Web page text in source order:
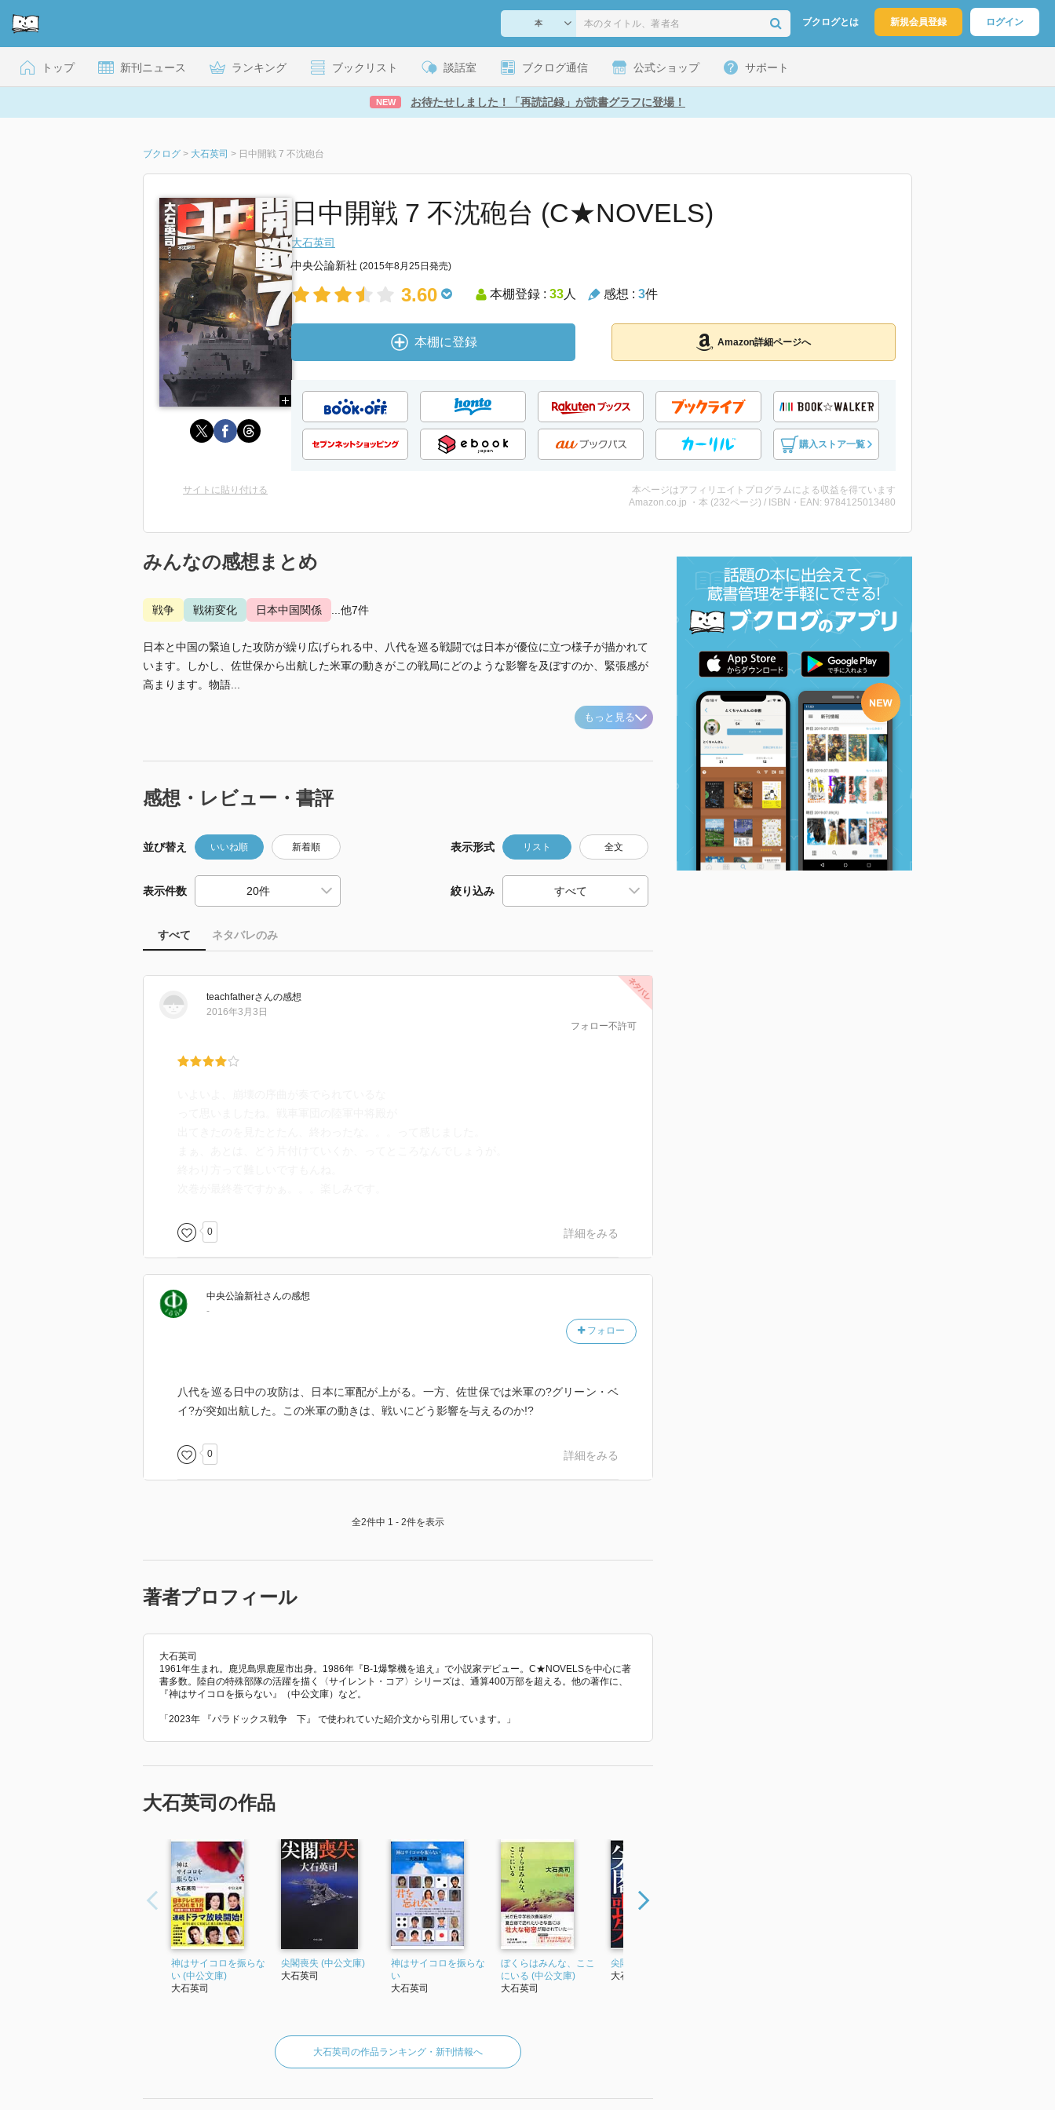
ブクログとは 新規会員登録 ログイン
トップ 新刊ニュース ランキング ブックリスト 談話室 ブクログ通信 公式ショップ サポート
NEW お待たせしました！「再読記録」が読書グラフに登場！
ブクログ > 大石英司 > 日中開戦 7 不沈砲台
日中開戦 7 不沈砲台 (C★NOVELS)
大石英司
中央公論新社 (2015年8月25日発売)
3.60 本棚登録 : 33人 感想 : 3件
本棚に登録 Amazon詳細ページへ
購入ストア一覧
サイトに貼り付ける
本ページはアフィリエイトプログラムによる収益を得ています
Amazon.co.jp ・本 (232ページ) / ISBN・EAN: 9784125013480
みんなの感想まとめ
戦争 戦術変化 日本中国関係 ...他7件
日本と中国の緊迫した攻防が繰り広げられる中、八代を巡る戦闘では日本が優位に立つ様子が描かれて
います。しかし、佐世保から出航した米軍の動きがこの戦局にどのような影響を及ぼすのか、緊張感が
高まります。物語...
もっと見る
感想・レビュー・書評
並び替え いいね順 新着順 表示形式 リスト 全文
表示件数 絞り込み
すべて ネタバレのみ
teachfatherさんの感想
フォロー不許可
2016年3月3日
0 詳細をみる
中央公論新社さんの感想
フォロー
-
八代を巡る日中の攻防は、日本に軍配が上がる。一方、佐世保では米軍の?グリーン・ベ
イ?が突如出航した。この米軍の動きは、戦いにどう影響を与えるのか!?
0 詳細をみる
全2件中 1 - 2件を表示
著者プロフィール
大石英司
1961年生まれ。鹿児島県鹿屋市出身。1986年『B-1爆撃機を追え』で小説家デビュー。C★NOVELSを中心に著
書多数。陸自の特殊部隊の活躍を描く〈サイレント・コア〉シリーズは、通算400万部を超える。他の著作に、
『神はサイコロを振らない』（中公文庫）など。
「2023年 『パラドックス戦争 下』 で使われていた紹介文から引用しています。」
大石英司の作品
神はサイコロを振らな
い (中公文庫)
大石英司
尖閣喪失 (中公文庫)
大石英司
神はサイコロを振らな
い
大石英司
ぼくらはみんな、ここ
にいる (中公文庫)
大石英司
尖閣喪失
大石英司
大石英司の作品ランキング・新刊情報へ